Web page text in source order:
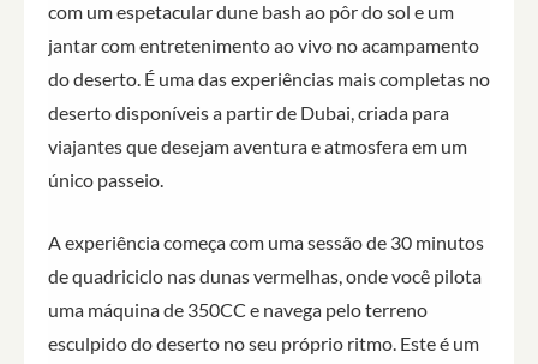
com um espetacular dune bash ao pôr do sol e um
jantar com entretenimento ao vivo no acampamento
do deserto. É uma das experiências mais completas no
deserto disponíveis a partir de Dubai, criada para
viajantes que desejam aventura e atmosfera em um
único passeio.
A experiência começa com uma sessão de 30 minutos
de quadriciclo nas dunas vermelhas, onde você pilota
uma máquina de 350CC e navega pelo terreno
esculpido do deserto no seu próprio ritmo. Este é um